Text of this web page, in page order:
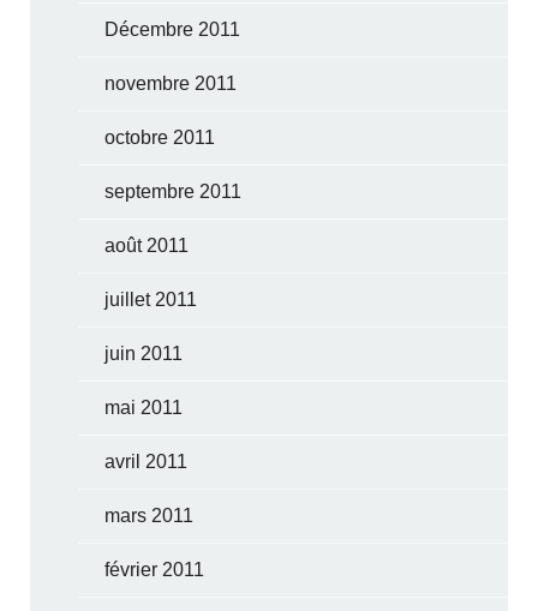
Décembre 2011
novembre 2011
octobre 2011
septembre 2011
août 2011
juillet 2011
juin 2011
mai 2011
avril 2011
mars 2011
février 2011